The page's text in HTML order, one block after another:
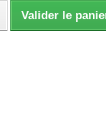
Valider le